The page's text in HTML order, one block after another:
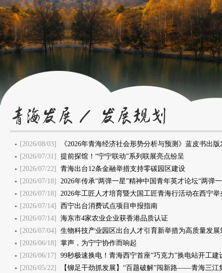
[2026/08/03]
《2026年青海经济社会形势分析与预测》蓝皮书出版
[2026/07/31] 提前探馆！“宁宁联动”系列联展亮点纷呈
[2026/07/22] 青海出台12条金融举措支持零碳园区建设
[2026/07/18] 2026年传承“两弹一星”精神中国青年英才论坛“两弹
[2026/07/18] 2026年工匠人才培育暨大国工匠青海行活动在西宁举
[2026/07/14] 西宁出台消费试点项目申报指南
[2026/07/14] 海东市4家农业企业获香港品质认证
[2026/07/04] 生物科技产业园区出台人才引育新举措为高质量发
[2026/06/18] 掌声，为宁宁协作而响起
[2026/06/17] 99秒极速换电！青海西宁首座“巧克力”换电站开工建
[2026/05/22]
【铆足干劲抓发展】“百题破解”闯新路——青海三江